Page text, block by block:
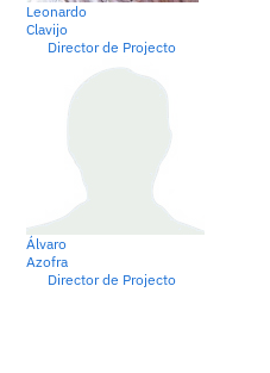
Leonardo
Clavijo
Director de Projecto
Álvaro
Azofra
Director de Projecto